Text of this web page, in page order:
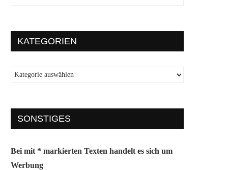
KATEGORIEN
SONSTIGES
Bei mit * markierten Texten handelt es sich um
Werbung